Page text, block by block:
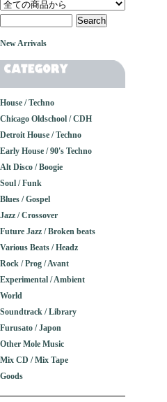
New Arrivals
House / Techno
Chicago Oldschool / CDH
Detroit House / Techno
Early House / 90's Techno
Alt Disco / Boogie
Soul / Funk
Blues / Gospel
Jazz / Crossover
Future Jazz / Broken beats
Various Beats / Headz
Rock / Prog / Avant
Experimental / Ambient
World
Soundtrack / Library
Furusato / Japon
Other Mole Music
Mix CD / Mix Tape
Goods